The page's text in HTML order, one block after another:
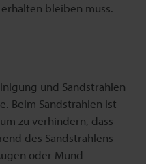
bleiben muss.
und Sandstrahlen
Beim Sandstrahlen ist
zu verhindern, dass
des Sandstrahlens
oder Mund